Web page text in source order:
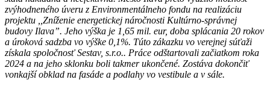
zvýhodneného úveru z Environmentálneho fondu na realizáciu
projektu ,,Zníženie energetickej náročnosti Kultúrno-správnej
budovy Ilava”. Jeho výška je 1,65 mil. eur, doba splácania 20 rokov
a úroková sadzba vo výške 0,1%. Túto zákazku vo verejnej súťaži
získala spoločnosť Sestav, s.r.o.. Práce odštartovali začiatkom roka
2024 a na jeho sklonku boli takmer ukončené. Zostáva dokončiť
vonkajší obklad na fasáde a podlahy vo vestibule a v sále.